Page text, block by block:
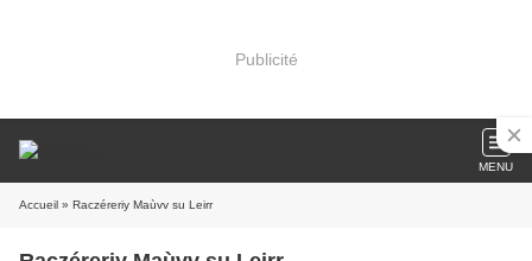
Publicité
MENU
Accueil » Raczéreriy Maùvv su Leirr